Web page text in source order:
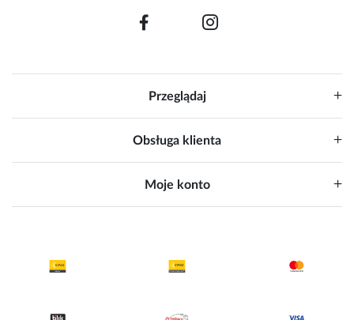
Przeglądaj
Obsługa klienta
Moje konto